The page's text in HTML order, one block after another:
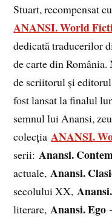
Stuart, recompensat
ANANSI. World
dedicată traducerilor
de carte din
de scriitorul și
fost lansat la finalul
semnul lui Anansi,
colecțiaANANSI.
serii:Anansi.
actuale,Anansi.
secolului XX,
literare, Anansi. Ego